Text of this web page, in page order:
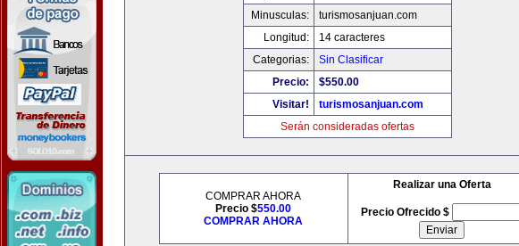
Minusculas:
turismosanjuan.com
Longitud:
14 caracteres
Categorias:
Sin Clasificar
Precio:
$550.00
Visitar!
turismosanjuan.com
Serán consideradas ofertas
COMPRAR AHORA
Precio $550.00
COMPRAR AHORA
Realizar una Oferta
Precio Ofrecido $